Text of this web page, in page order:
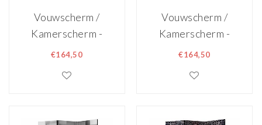
Vouwscherm /
Kamerscherm -
Diamanten
gemonteerd
€164,50
Vouwscherm /
Kamerscherm -
Landelijk
gemonteerd
€164,50